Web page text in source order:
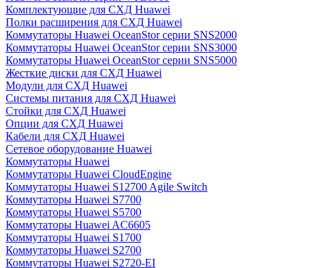
Комплектующие для СХД Huawei
Полки расширения для СХД Huawei
Коммутаторы Huawei OceanStor серии SNS2000
Коммутаторы Huawei OceanStor серии SNS3000
Коммутаторы Huawei OceanStor серии SNS5000
Жесткие диски для СХД Huawei
Модули для СХД Huawei
Системы питания для СХД Huawei
Стойки для СХД Huawei
Опции для СХД Huawei
Кабели для СХД Huawei
Сетевое оборудование Huawei
Коммутаторы Huawei
Коммутаторы Huawei CloudEngine
Коммутаторы Huawei S12700 Agile Switch
Коммутаторы Huawei S7700
Коммутаторы Huawei S5700
Коммутаторы Huawei AC6605
Коммутаторы Huawei S1700
Коммутаторы Huawei S2700
Коммутаторы Huawei S2720-EI